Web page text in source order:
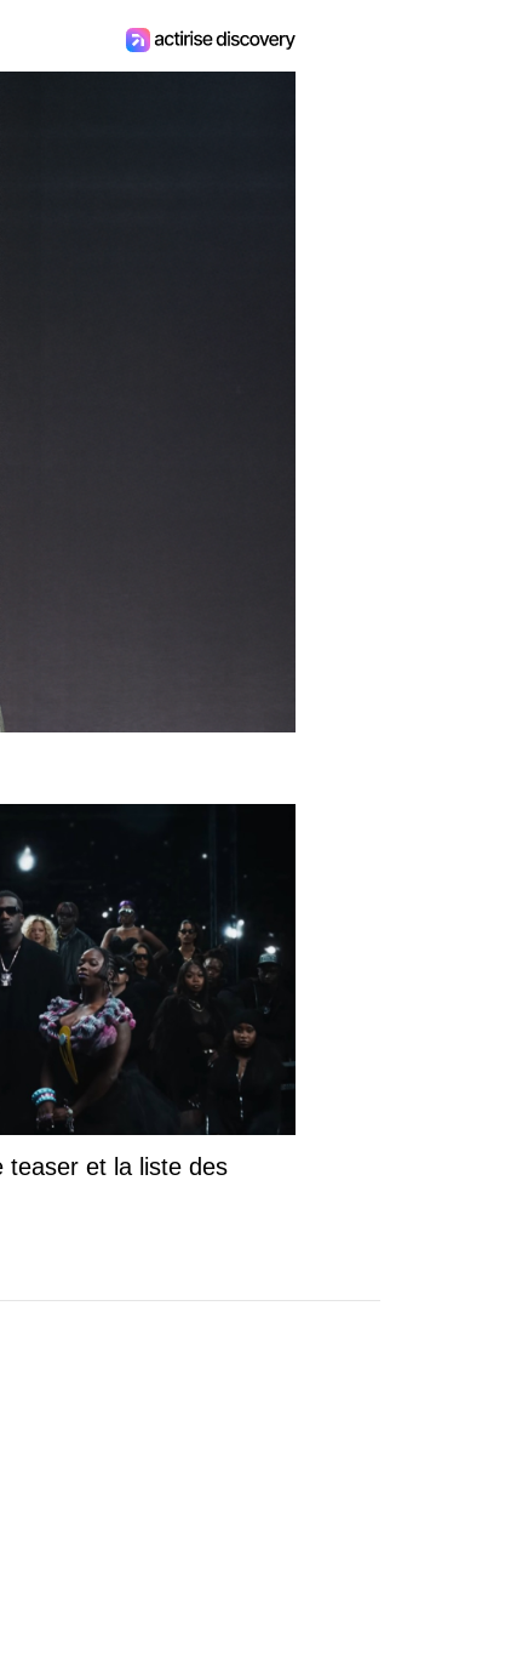
teaser et la liste des